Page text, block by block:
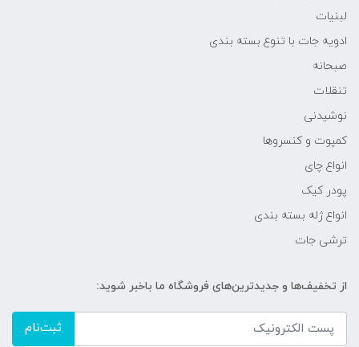
لبنیات
ادویه جات با تنوع بسته بندی
صبحانه
تنقلات
نوشیدنی
کمپوت و کنسروها
انواع چای
پودر کیک
انواع ژله بسته بندی
ترشی جات
از تخفیف‌ها و جدیدترین‌های فروشگاه ما باخبر شوید:
ثبت‌نام